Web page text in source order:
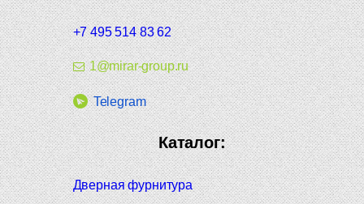
+7 495 514 83 62
1@mirar-group.ru
Telegram
Каталог:
Дверная фурнитура